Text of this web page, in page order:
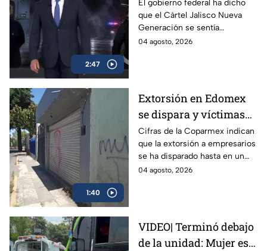
2:47
El gobierno federal ha dicho
que el Cártel Jalisco Nueva
Generación se sentía
provocado por Carlos Manzo,
04 agosto, 2026
1:40
Extorsión en Edomex
se dispara y víctimas
reportan que
delincuentes ya se
meten a los locales
Cifras de la Coparmex indican
que la extorsión a empresarios
se ha disparado hasta en un
70% en los últimos 10 años. La
04 agosto, 2026
VIDEO| Terminó debajo
de la unidad: Mujer es